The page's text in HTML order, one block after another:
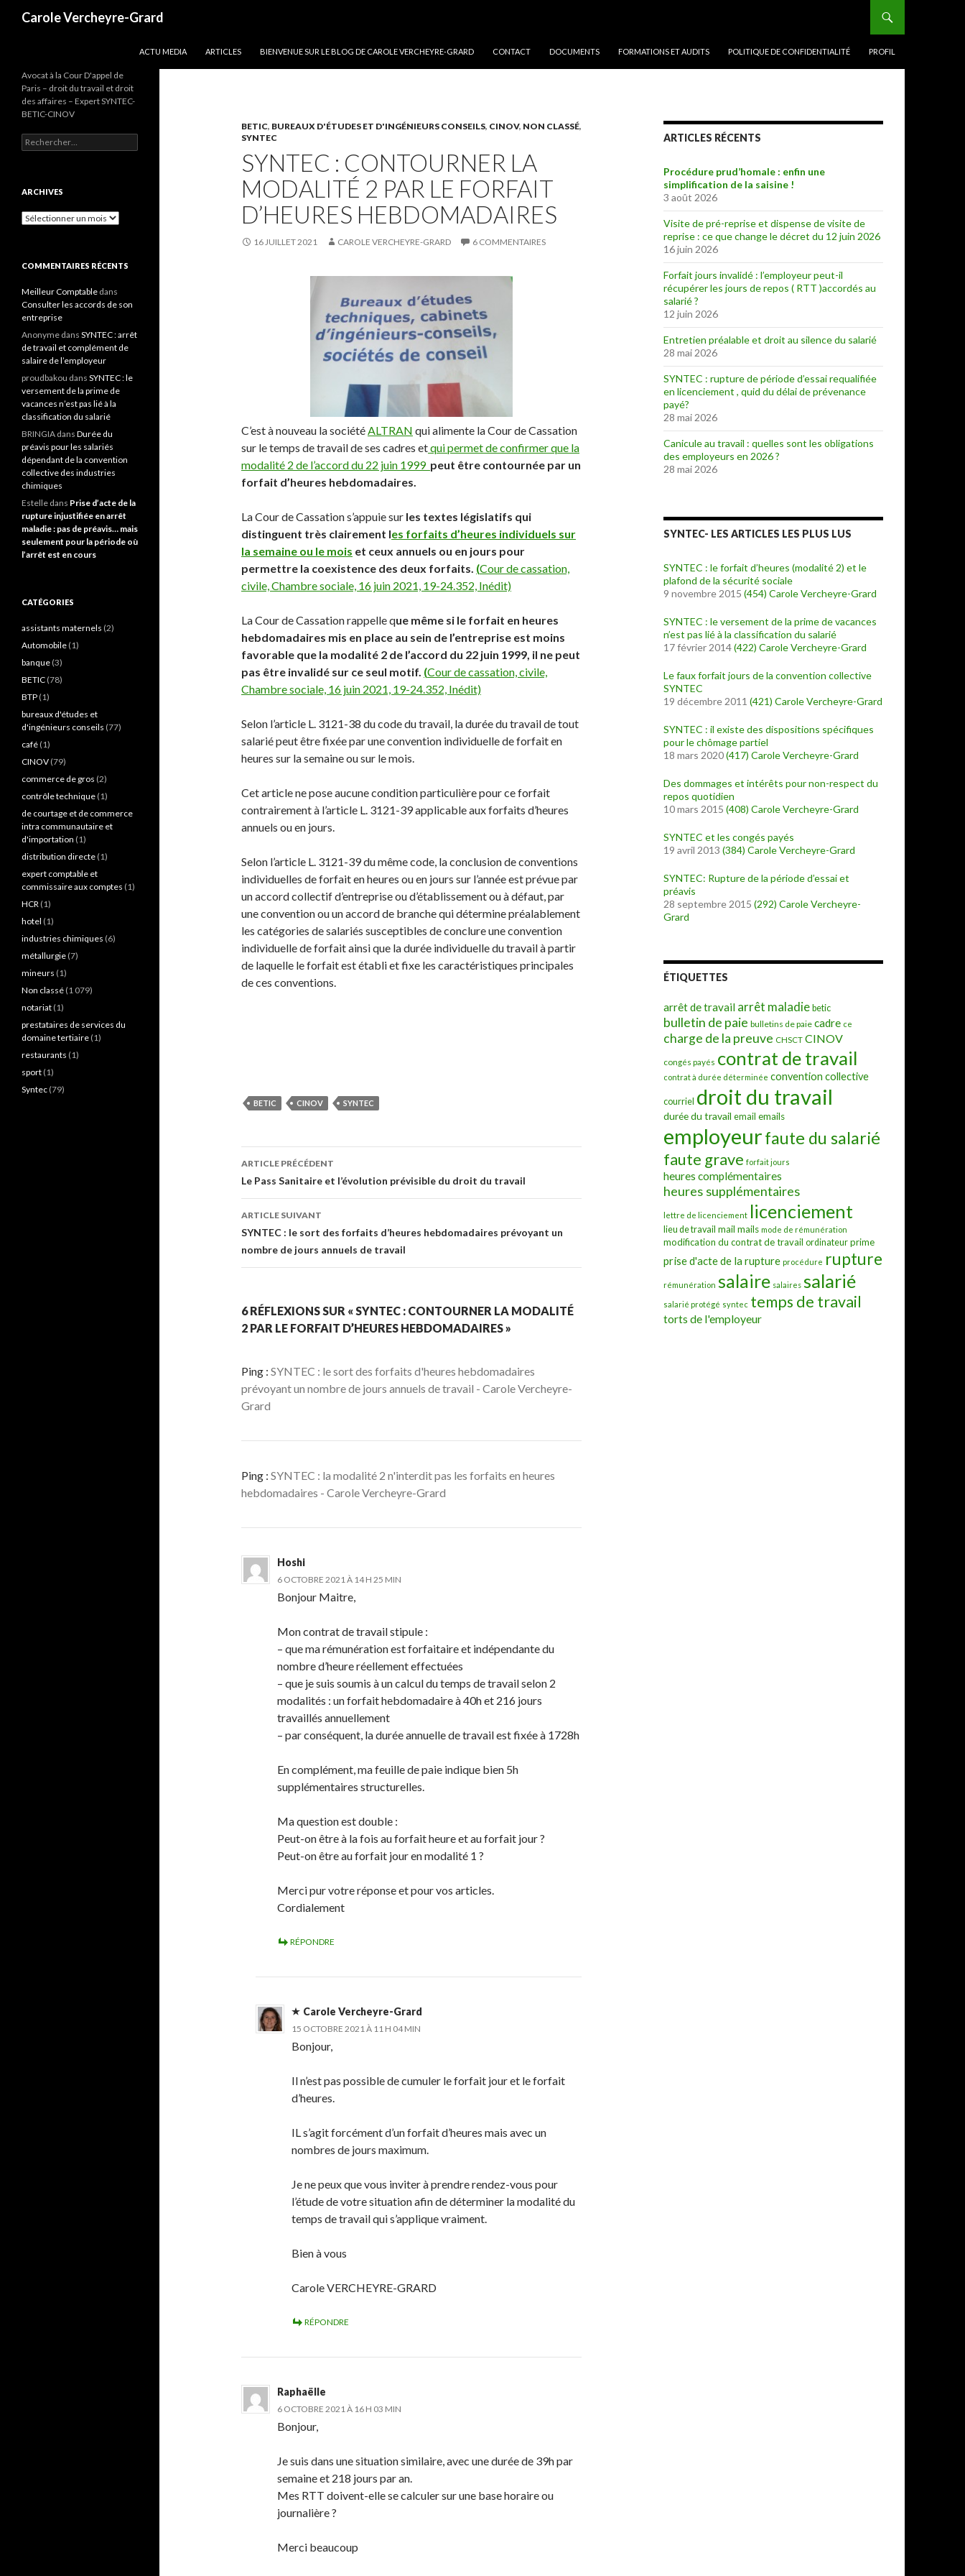
Carole Vercheyre-Grard
ACTU MEDIA
ARTICLES BIENVENUE SUR LE BLOG DE CAROLE VERCHEYRE-GRARD CONTACT DOCUMENTS FORMATIONS ET AUDITS POLITIQUE DE CONFIDENTIALITÉ PROFIL
BETIC, BUREAUX D'ÉTUDES ET D'INGÉNIEURS CONSEILS, CINOV, NON CLASSÉ,
SYNTEC
SYNTEC : CONTOURNER LA
MODALITÉ 2 PAR LE FORFAIT
D’HEURES HEBDOMADAIRES
16 JUILLET 2021 CAROLE VERCHEYRE-GRARD 6 COMMENTAIRES
C’est à nouveau la sociétéALTRAN qui alimente la Cour de Cassation
sur le temps de travail de ses cadres etqui permet de confirmer que la
modalité 2 de l’accord du 22 juin 1999 peut être contournée par un
forfait d’heures hebdomadaires.
La Cour de Cassation s’appuie sur les textes législatifs qui
distinguent très clairement les forfaits d’heures individuels sur
la semaine ou le mois et ceux annuels ou en jours pour
permettre la coexistence des deux forfaits. (Cour de cassation,
civile, Chambre sociale, 16 juin 2021, 19-24.352, Inédit)
La Cour de Cassation rappelle que même si le forfait en heures
hebdomadaires mis en place au sein de l’entreprise est moins
favorable que la modalité 2 de l’accord du 22 juin 1999, il ne peut
pas être invalidé sur ce seul motif. (Cour de cassation, civile,
Chambre sociale, 16 juin 2021, 19-24.352, Inédit)
Selon l’article L. 3121-38 du code du travail, la durée du travail de tout
salarié peut être fixée par une convention individuelle de forfait en
heures sur la semaine ou sur le mois.
Cet article ne pose aucune condition particulière pour ce forfait
contrairement à l’article L. 3121-39 applicable aux forfaits d’heures
annuels ou en jours.
Selon l’article L. 3121-39 du même code, la conclusion de conventions
individuelles de forfait en heures ou en jours sur l’année est prévue par
un accord collectif d’entreprise ou d’établissement ou à défaut, par
une convention ou un accord de branche qui détermine préalablement
les catégories de salariés susceptibles de conclure une convention
individuelle de forfait ainsi que la durée individuelle du travail à partir
de laquelle le forfait est établi et fixe les caractéristiques principales
de ces conventions.
BETIC CINOV SYNTEC
Navigation
des
articles
ARTICLE PRÉCÉDENT
Le Pass Sanitaire et l’évolution prévisible du droit du travail
ARTICLE SUIVANT
SYNTEC : le sort des forfaits d’heures hebdomadaires prévoyant un
nombre de jours annuels de travail
6 RÉFLEXIONS SUR « SYNTEC : CONTOURNER LA MODALITÉ
2 PAR LE FORFAIT D’HEURES HEBDOMADAIRES »
Ping : SYNTEC : le sort des forfaits d'heures hebdomadaires
prévoyant un nombre de jours annuels de travail - Carole Vercheyre-
Grard
Ping : SYNTEC : la modalité 2 n'interdit pas les forfaits en heures
hebdomadaires - Carole Vercheyre-Grard
Hoshi
6 OCTOBRE 2021 À 14 H 25 MIN
Bonjour Maitre,
Mon contrat de travail stipule :
– que ma rémunération est forfaitaire et indépendante du
nombre d’heure réellement effectuées
– que je suis soumis à un calcul du temps de travail selon 2
modalités : un forfait hebdomadaire à 40h et 216 jours
travaillés annuellement
– par conséquent, la durée annuelle de travail est fixée à 1728h
En complément, ma feuille de paie indique bien 5h
supplémentaires structurelles.
Ma question est double :
Peut-on être à la fois au forfait heure et au forfait jour ?
Peut-on être au forfait jour en modalité 1 ?
Merci pur votre réponse et pour vos articles.
Cordialement
RÉPONDRE
Carole Vercheyre-Grard
15 OCTOBRE 2021 À 11 H 04 MIN
Bonjour,
Il n’est pas possible de cumuler le forfait jour et le forfait
d’heures.
IL s’agit forcément d’un forfait d’heures mais avec un
nombres de jours maximum.
Je ne peux que vous inviter à prendre rendez-vous pour
l’étude de votre situation afin de déterminer la modalité du
temps de travail qui s’applique vraiment.
Bien à vous
Carole VERCHEYRE-GRARD
RÉPONDRE
Raphaëlle
6 OCTOBRE 2021 À 16 H 03 MIN
Bonjour,
Je suis dans une situation similaire, avec une durée de 39h par
semaine et 218 jours par an.
Mes RTT doivent-elle se calculer sur une base horaire ou
journalière ?
Merci beaucoup
ARTICLES RÉCENTS
Procédure prud’homale : enfin une
simplification de la saisine !
3 août 2026
Visite de pré-reprise et dispense de visite de
reprise : ce que change le décret du 12 juin 2026
16 juin 2026
Forfait jours invalidé : l’employeur peut-il
récupérer les jours de repos ( RTT )accordés au
salarié ?
12 juin 2026
Entretien préalable et droit au silence du salarié
28 mai 2026
SYNTEC : rupture de période d’essai requalifiée
en licenciement , quid du délai de prévenance
payé?
28 mai 2026
Canicule au travail : quelles sont les obligations
des employeurs en 2026 ?
28 mai 2026
SYNTEC- LES ARTICLES LES PLUS LUS
SYNTEC : le forfait d’heures (modalité 2) et le
plafond de la sécurité sociale
9 novembre 2015 (454) Carole Vercheyre-Grard
SYNTEC : le versement de la prime de vacances
n’est pas lié à la classification du salarié
17 février 2014(422) Carole Vercheyre-Grard
Le faux forfait jours de la convention collective
SYNTEC
19 décembre 2011 (421) Carole Vercheyre-Grard
SYNTEC : il existe des dispositions spécifiques
pour le chômage partiel
18 mars 2020(417) Carole Vercheyre-Grard
Des dommages et intérêts pour non-respect du
repos quotidien
10 mars 2015 (408) Carole Vercheyre-Grard
SYNTEC et les congés payés
19 avril 2013 (384) Carole Vercheyre-Grard
SYNTEC: Rupture de la période d’essai et
préavis
28 septembre 2015 (292) Carole Vercheyre-
Grard
ÉTIQUETTES
arrêt de travail arrêt maladie betic
bulletin de paie bulletins de paie cadre ce
charge de la preuve CHSCT CINOV
congés payés contrat de travail
contrat à durée déterminée convention collective
courriel droit du travail
durée du travail email emails
employeurfaute du salarié
faute grave forfait jours
heures complémentaires
heures supplémentaires
lettre de licenciement licenciement
lieu de travail mail mails mode de rémunération
modification du contrat de travail ordinateur prime
prise d'acte de la rupture procédure rupture
rémunération salaire salaires salarié
salarié protégé syntec temps de travail
torts de l'employeur
Avocat à la Cour D'appel de
Paris – droit du travail et droit
des affaires – Expert SYNTEC-
BETIC-CINOV
Rechercher :
ARCHIVES
Archives
COMMENTAIRES RÉCENTS
Meilleur Comptable dans
Consulter les accords de son
entreprise
Anonyme dans SYNTEC : arrêt
de travail et complément de
salaire de l’employeur
proudbakou dans SYNTEC : le
versement de la prime de
vacances n’est pas lié à la
classification du salarié
BRINGIA dans Durée du
préavis pour les salariés
dépendant de la convention
collective des industries
chimiques
Estelle dans Prise d’acte de la
rupture injustifiée en arrêt
maladie : pas de préavis… mais
seulement pour la période où
l’arrêt est en cours
CATÉGORIES
assistants maternels (2)
Automobile (1)
banque (3)
BETIC (78)
BTP (1)
bureaux d'études et
d'ingénieurs conseils (77)
café (1)
CINOV (79)
commerce de gros (2)
contrôle technique (1)
de courtage et de commerce
intra communautaire et
d'importation (1)
distribution directe (1)
expert comptable et
commissaire aux comptes (1)
HCR (1)
hotel (1)
industries chimiques (6)
métallurgie (7)
mineurs (1)
Non classé (1 079)
notariat (1)
prestataires de services du
domaine tertiaire (1)
restaurants (1)
sport (1)
Syntec (79)